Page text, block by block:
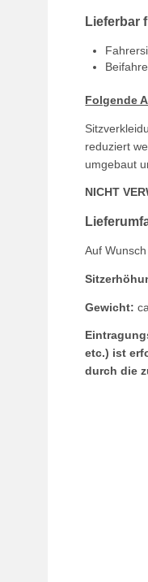
Lieferbar
Folgende
reduziert
umgebaut
NICHT
Auf
Gewicht:
etc.) ist
durch die